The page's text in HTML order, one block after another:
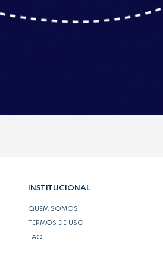
INSTITUCIONAL
QUEM SOMOS
TERMOS DE USO
FAQ